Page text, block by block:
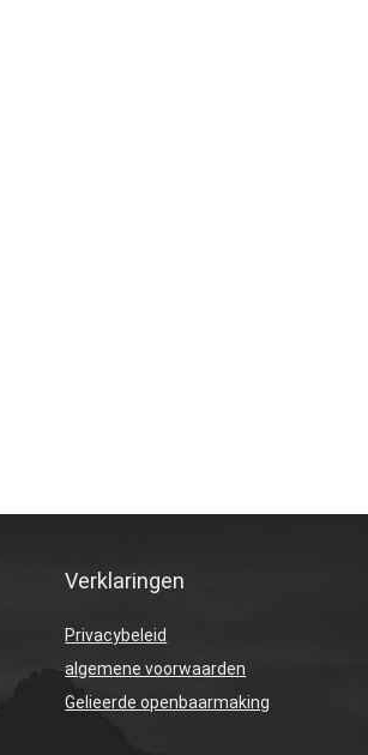
Verklaringen
Privacybeleid
algemene voorwaarden
Gelieerde openbaarmaking